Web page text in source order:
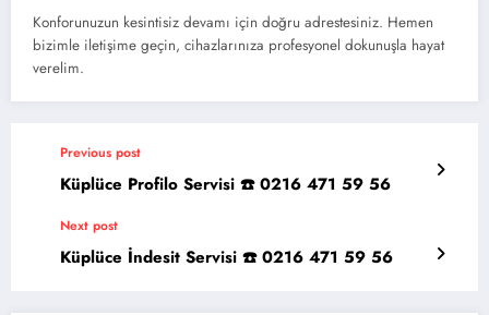
Konforunuzun kesintisiz devamı için doğru adrestesiniz. Hemen
bizimle iletişime geçin, cihazlarınıza profesyonel dokunuşla hayat
verelim.
Previous post
Küplüce Profilo Servisi ☎️ 0216 471 59 56
Next post
Küplüce İndesit Servisi ☎️ 0216 471 59 56